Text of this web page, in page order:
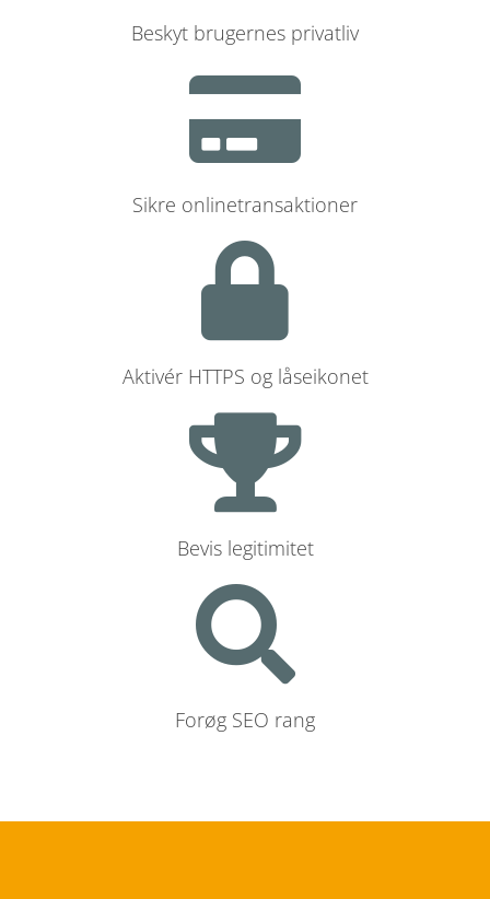
Beskyt brugernes privatliv
Sikre onlinetransaktioner
Aktivér HTTPS og låseikonet
Bevis legitimitet
Forøg SEO rang